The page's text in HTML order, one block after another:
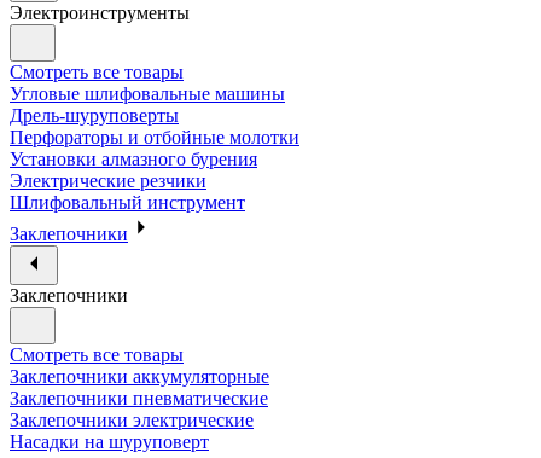
Электроинструменты
Смотреть все товары
Угловые шлифовальные машины
Дрель-шуруповерты
Перфораторы и отбойные молотки
Установки алмазного бурения
Электрические резчики
Шлифовальный инструмент
Заклепочники
Заклепочники
Смотреть все товары
Заклепочники аккумуляторные
Заклепочники пневматические
Заклепочники электрические
Насадки на шуруповерт